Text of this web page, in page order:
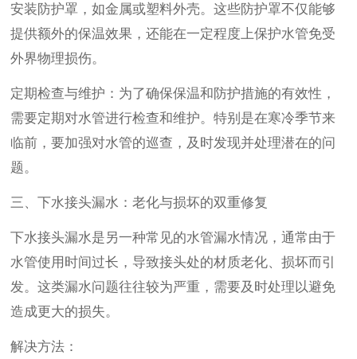
安装防护罩，如金属或塑料外壳。这些防护罩不仅能够
提供额外的保温效果，还能在一定程度上保护水管免受
外界物理损伤。
定期检查与维护：为了确保保温和防护措施的有效性，
需要定期对水管进行检查和维护。特别是在寒冷季节来
临前，要加强对水管的巡查，及时发现并处理潜在的问
题。
三、下水接头漏水：老化与损坏的双重修复
下水接头漏水是另一种常见的水管漏水情况，通常由于
水管使用时间过长，导致接头处的材质老化、损坏而引
发。这类漏水问题往往较为严重，需要及时处理以避免
造成更大的损失。
解决方法：